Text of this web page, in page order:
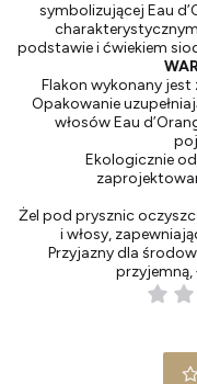
symbolizującej Eau
podstawie i ćwiekiem
Flakon wykonany jest
Opakowanie
włosów Eau
Ekologicznie
Żel pod prysznic
i włosy,
Przyjazny dla
przyjemną,